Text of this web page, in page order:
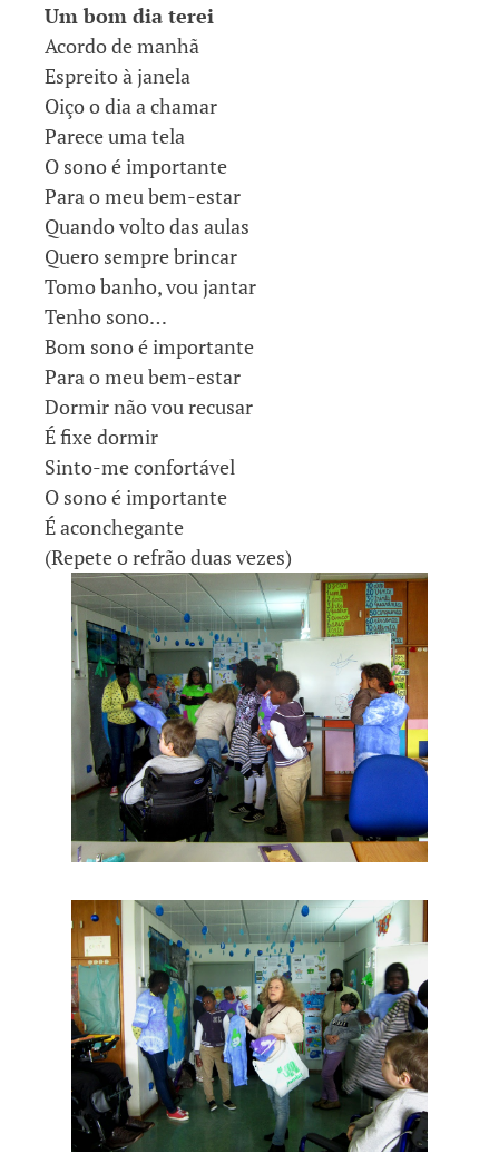
Um bom dia terei
Acordo de manhã
Espreito à janela
Oiço o dia a chamar
Parece uma tela
O sono é importante
Para o meu bem-estar
Quando volto das aulas
Quero sempre brincar
Tomo banho, vou jantar
Tenho sono…
Bom sono é importante
Para o meu bem-estar
Dormir não vou recusar
É fixe dormir
Sinto-me confortável
O sono é importante
É aconchegante
(Repete o refrão duas vezes)